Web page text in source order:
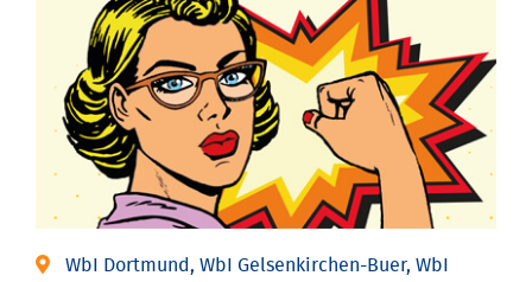
WbI Dortmund, WbI Gelsenkirchen-Buer, WbI